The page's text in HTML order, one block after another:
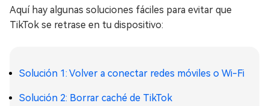
Aquí hay algunas soluciones fáciles para evitar que
TikTok se retrase en tu dispositivo:
Solución 1: Volver a conectar redes móviles o Wi-Fi
Solución 2: Borrar caché de TikTok